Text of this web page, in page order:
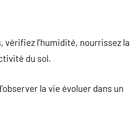
vérifiez l’humidité, nourrissez la
du sol.
la vie évoluer dans un